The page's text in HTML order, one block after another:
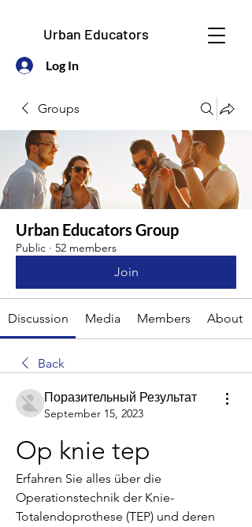
Urban Educators
Log In
Groups
Urban Educators Group
Public · 52 members
Join
Discussion Media Members About
Back
Поразительный Результат
September 15, 2023
Op knie tep
Erfahren Sie alles über die
Operationstechnik der Knie-
Totalendoprothese (TEP) und deren